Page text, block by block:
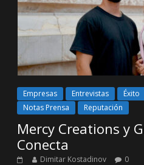
Empresas Entrevistas Éxito
Notas Prensa
Reputación
Mercy Creations y
Conecta
Dimitar Kostadinov 0